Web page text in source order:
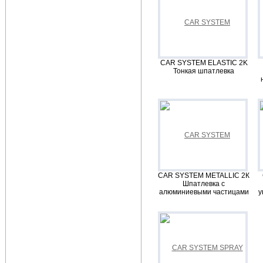
CAR SYSTEM ELASTIC 2K
Тонкая шпатлевка
CAR SYSTEM METALLIC 2К
Шпатлевка с
алюминиевыми частицами